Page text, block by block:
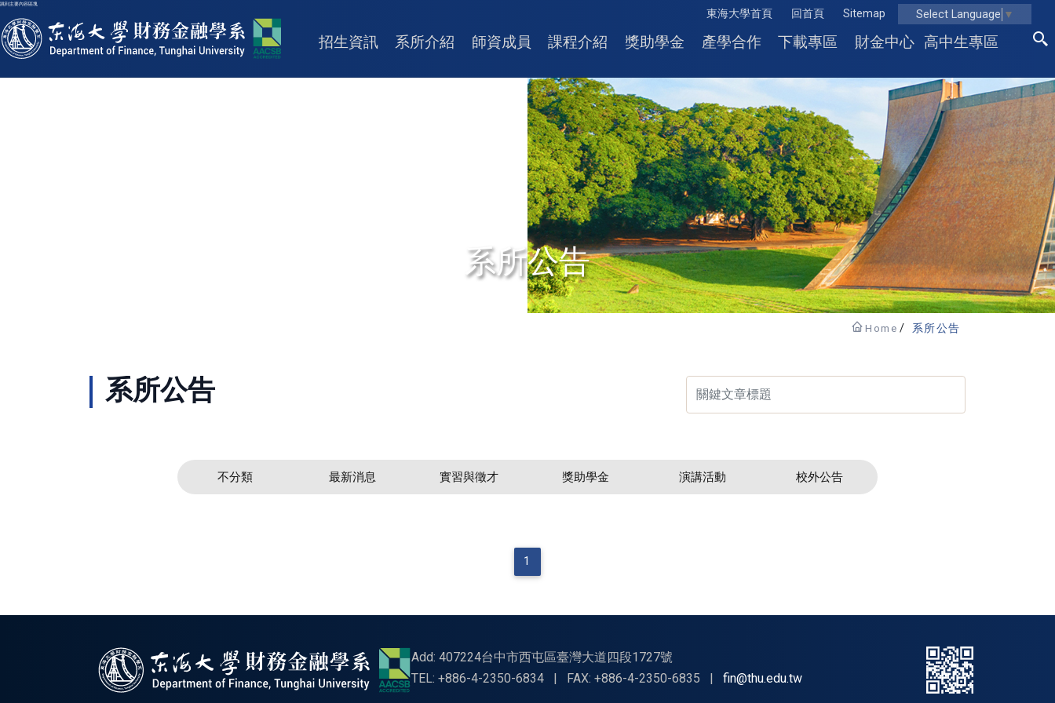
跳到主要內容區塊
東海大學首頁 回首頁 Sitemap Select Language ▼
東海大學logo
招生資訊 系所介紹 師資成員 課程介紹 獎助學金 產學合作 下載專區 財金中心 高中生專區
系所公告
Home 系所公告
系所公告
不分類 最新消息 實習與徵才 獎助學金 演講活動 校外公告
1
Add: 407224台中市西屯區臺灣大道四段1727號
TEL: +886-4-2350-6834
| FAX: +886-4-2350-6835 | fin@thu.edu.tw